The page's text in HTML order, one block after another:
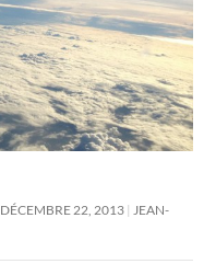
DÉCEMBRE 22, 2013
JEAN-